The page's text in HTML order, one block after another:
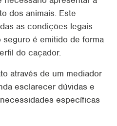
dos animais. Este
as condições legais
é emitido de forma
do caçador.
através de um mediador
esclarecer dúvidas e
específicas